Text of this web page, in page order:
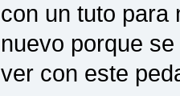
con un tuto para
nuevo porque
ver con este